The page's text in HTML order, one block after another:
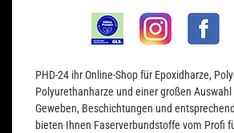
PHD-24 ihr Online-Shop für Epoxidharze,
Polyurethanharze und einer großen Auswahl
Geweben, Beschichtungen und
bieten Ihnen Faserverbundstoffe vom Profi